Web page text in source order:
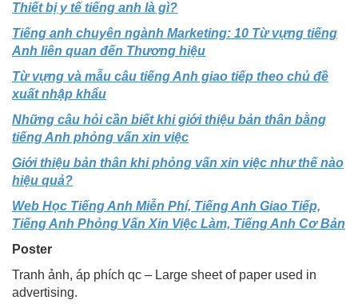
Thiết bị y tế tiếng anh là gì?
Tiếng anh chuyên ngành Marketing: 10 Từ vựng tiếng
Anh liên quan đến Thương hiệu
Từ vựng và mẫu câu tiếng Anh giao tiếp theo chủ đề
xuất nhập khẩu
Những câu hỏi cần biết khi giới thiệu bản thân bằng
tiếng Anh phỏng vấn xin việc
Giới thiệu bản thân khi phỏng vấn xin việc như thế nào
hiệu quả?
Web Học Tiếng Anh Miễn Phí, Tiếng Anh Giao Tiếp,
Tiếng Anh Phỏng Vấn Xin Việc Làm, Tiếng Anh Cơ Bản
Poster
Tranh ảnh, áp phích qc – Large sheet of paper used in
advertising.